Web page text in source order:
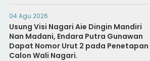
04 Agu 2026
Usung Visi Nagari Aie Dingin Mandiri
Nan Madani, Endara Putra Gunawan
Dapat Nomor Urut 2 pada Penetapan
Calon Wali Nagari.